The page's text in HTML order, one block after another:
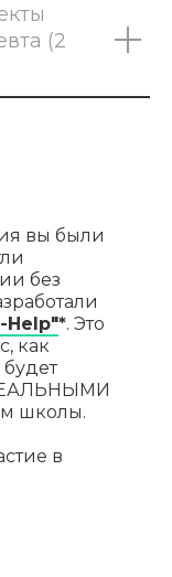
(2
вы были
без
Help"*. Это
как
школы.
в